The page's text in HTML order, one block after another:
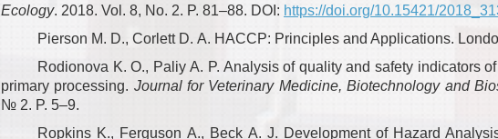
Ecology. 2018. Vol. 8, No. 2. P. 81–88. DOI: https://doi.org/10.15421/
Pierson M. D., Corlett D. A. HACCP: Principles and Applications.
Rodionova K. O., Paliy A. P. Analysis of quality and safety indicators
primary processing. Journal for Veterinary Medicine, Biotechnology and
№ 2. P. 5–9.
Ropkins K., Ferguson A., Beck A. J. Development of Hazard